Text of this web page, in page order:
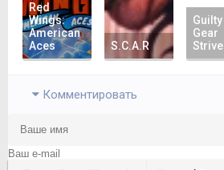
Red
Wings:
American
Aces
S.C.A.R
Guilty
Gear
Strive
Комментировать